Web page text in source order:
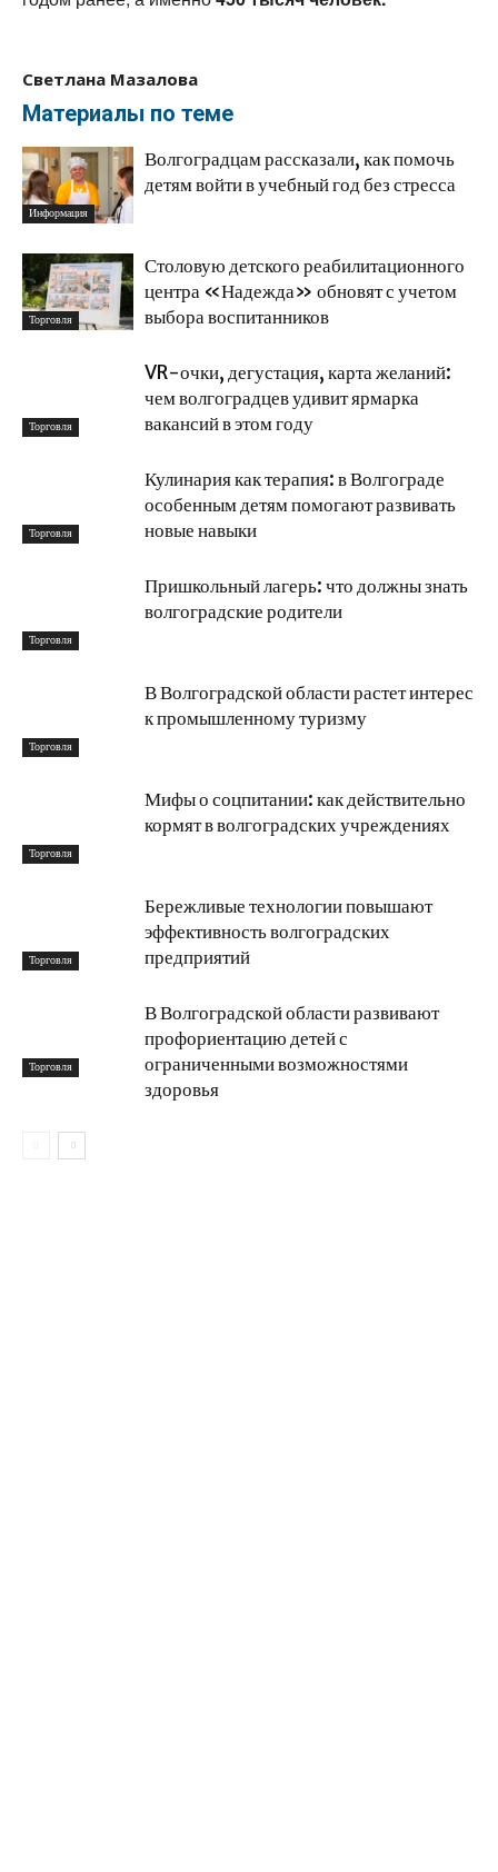
Светлана Мазалова
Материалы по теме
Информация
Волгоградцам рассказали, как помочь
детям войти в учебный год без стресса
Торговля
Столовую детского реабилитационного
центра «Надежда» обновят с учетом
выбора воспитанников
Торговля
VR-очки, дегустация, карта желаний:
чем волгоградцев удивит ярмарка
вакансий в этом году
Торговля
Кулинария как терапия: в Волгограде
особенным детям помогают развивать
новые навыки
Торговля
Пришкольный лагерь: что должны знать
волгоградские родители
Торговля
В Волгоградской области растет интерес
к промышленному туризму
Торговля
Мифы о соцпитании: как действительно
кормят в волгоградских учреждениях
Торговля
Бережливые технологии повышают
эффективность волгоградских
предприятий
Торговля
В Волгоградской области развивают
профориентацию детей с
ограниченными возможностями
здоровья